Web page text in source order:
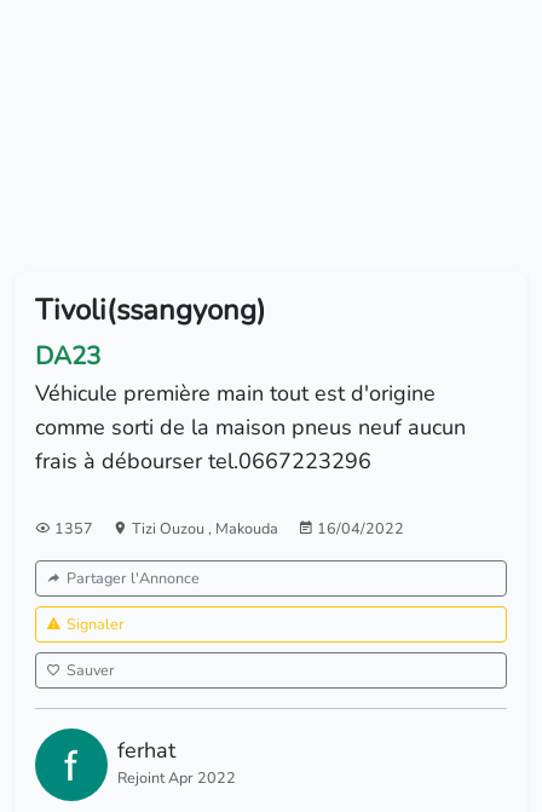
Tivoli(ssangyong)
DA23
Véhicule première main tout est d'origine
comme sorti de la maison pneus neuf aucun
frais à débourser tel.0667223296
1357 Tizi Ouzou , Makouda 16/04/2022
Partager l'Annonce
Signaler
Sauver
ferhat
Rejoint Apr 2022